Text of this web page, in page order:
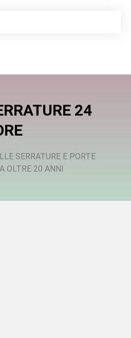
24
SERRATURE E PORTE
OLTRE 20 ANNI